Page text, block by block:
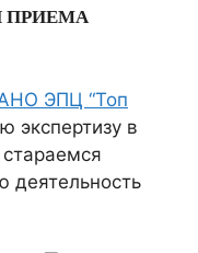
ПРИЕМА
ЭПЦ “Топ
экспертизу в
деятельность